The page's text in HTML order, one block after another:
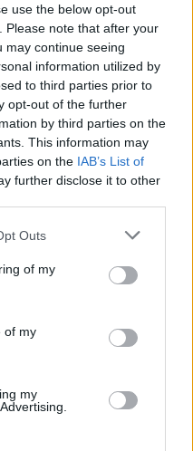
use the below opt-out
Please note that after your
may continue seeing
information utilized by
to third parties prior to
opt-out of the further
by third parties on the
This information may
on the IAB’s List of
further disclose it to other
uses one or more Google
You may click to
its third-party tags to
purposes in below Google
Outs
of my
of my
my
Leyen 1 milliárd
az EU
miniszterelnök
is átesett a
közös
kifejlesztésre váró